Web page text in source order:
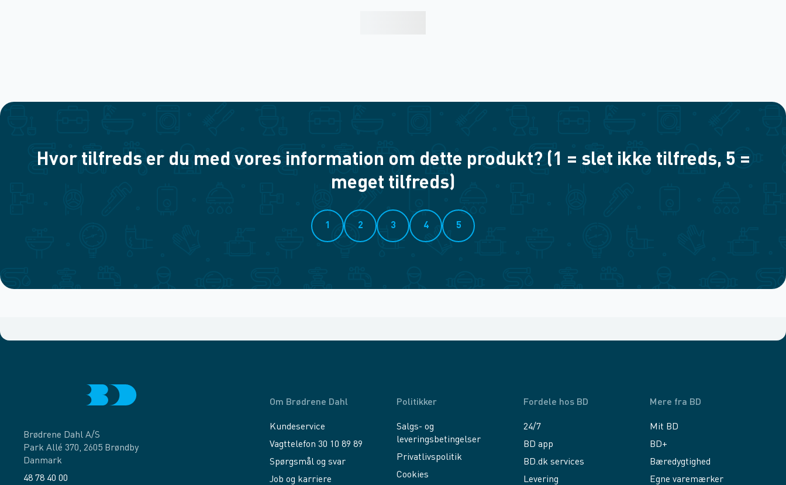
Hvor tilfreds er du med vores information om dette produkt? (1 = slet ikke tilfreds, 5 =
meget tilfreds)
1 2 3 4 5
Brødrene Dahl A/S
Park Allé 370, 2605 Brøndby
Danmark
48 78 40 00
Om Brødrene Dahl
Kundeservice
Vagttelefon 30 10 89 89
Spørgsmål og svar
Job og karriere
Politikker
Salgs- og
leveringsbetingelser
Privatlivspolitik
Cookies
Fordele hos BD
24/7
BD app
BD.dk services
Levering
Mere fra BD
Mit BD
BD+
Bæredygtighed
Egne varemærker